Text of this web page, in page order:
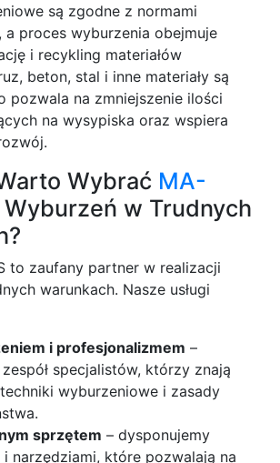
są zgodne z normami
a proces wyburzenia obejmuje
i recykling materiałów
beton, stal i inne materiały są
pozwala na zmniejszenie ilości
na wysypiska oraz wspiera
Wybrać MA-
w Trudnych
to zaufany partner w realizacji
warunkach. Nasze usługi
i profesjonalizmem –
specjalistów, którzy znają
wyburzeniowe i zasady
sprzętem – dysponujemy
i narzędziami, które pozwalają na